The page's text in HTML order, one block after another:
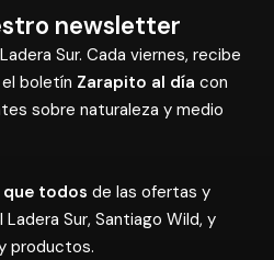
newsletter
Sur. Cada viernes, recibe
boletín Zarapito al día con
sobre naturaleza y medio
todos de las ofertas y
Sur, Santiago Wild, y
productos.